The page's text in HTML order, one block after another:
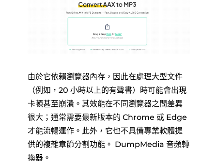
由於它依賴瀏覽器內存，因此在處理大型文件
（例如，20 小時以上的有聲書）時可能會出現
卡頓甚至崩潰。其效能在不同瀏覽器之間差異
很大；通常需要最新版本的 Chrome 或 Edge
才能流暢運作。此外，它也不具備專業軟體提
供的複雜章節分割功能。 DumpMedia 音頻轉
換器。